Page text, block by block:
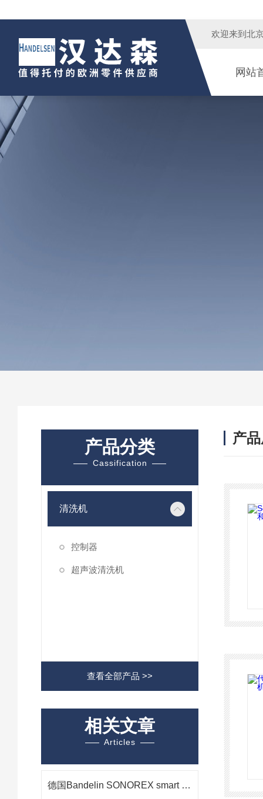
欢迎来到 北
网站
产品分类
Cassification
清洗机
控制器
超声波清洗机
查看全部产品 >>
相关文章
Articles
德国Bandelin SONOREX smart ST 510 H 超声波清洗机在光学组件清洗中的应用
产